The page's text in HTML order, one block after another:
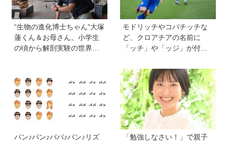
“生物の進化博士ちゃん”大塚
蓮くん＆お母さん。小学生
の頃から解剖実験の世界に
種まきはエンタメから」
モドリッチやコバチッチな
ど、クロアチアの名前に
「ッチ」や「ッジ」が付く
際問題】
パン♪パン♪パパ♪パン♪リズ
「勉強しなさい！」で親子